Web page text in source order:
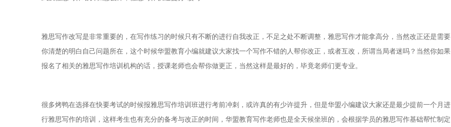
雅思写作改写是非常重要的，在写作练习的时候只有不断的进行自我改正，不足之处不断调整，雅思写作才能拿高分，当然改正还是需要
你清楚的明白自己问题所在，这个时候华盟教育小编就建议大家找一个写作不错的人帮你改正，或者互改，所谓当局者迷吗？当然你如果
报名了相关的雅思写作培训机构的话，授课老师也会帮你做更正，当然这样是最好的，毕竟老师们更专业。
很多烤鸭在选择在快要考试的时候报雅思写作培训班进行考前冲刺，或许真的有少许提升，但是华盟小编建议大家还是最少提前一个月进
行雅思写作的培训，这样考生也有充分的备考与改正的时间，华盟教育写作老师也是全天候坐班的，会根据学员的雅思写作基础帮忙制定